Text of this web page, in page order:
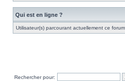
Qui est en ligne ?
Utilisateur(s) parcourant actuellement ce
Rechercher pour: